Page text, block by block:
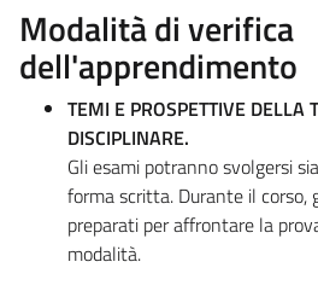
Modalità di verifica
dell'apprendimento
TEMI E PROSPETTIVE DELLA
DISCIPLINARE.
Gli esami potranno svolgersi
forma scritta. Durante il corso,
preparati per affrontare la
modalità.